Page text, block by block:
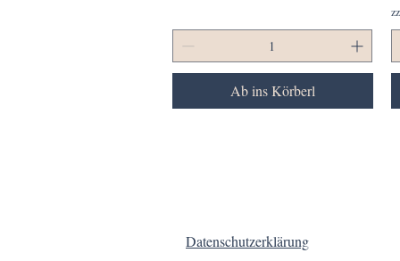
Ab ins Körberl
Datenschutzerklärung